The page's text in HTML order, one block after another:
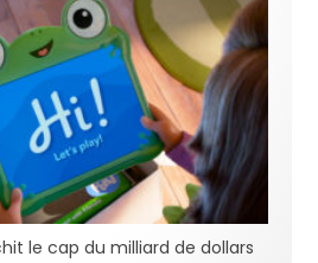
le cap du milliard de dollars